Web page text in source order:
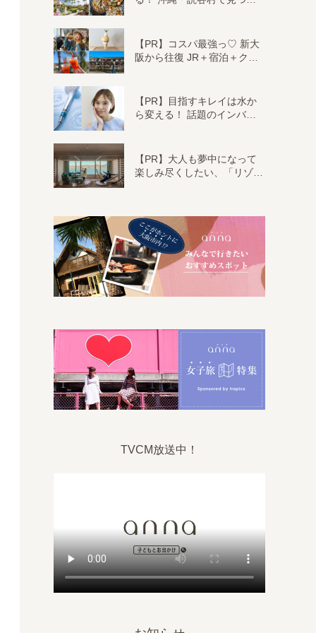
【PR】コスパ最強っ♡ 新大
阪から往復 JR＋宿泊＋ク…
【PR】目指すキレイは水か
ら変える！ 話題のインバ…
【PR】大人も夢中になって
楽しみ尽くしたい、「リゾ…
TVCM放送中！